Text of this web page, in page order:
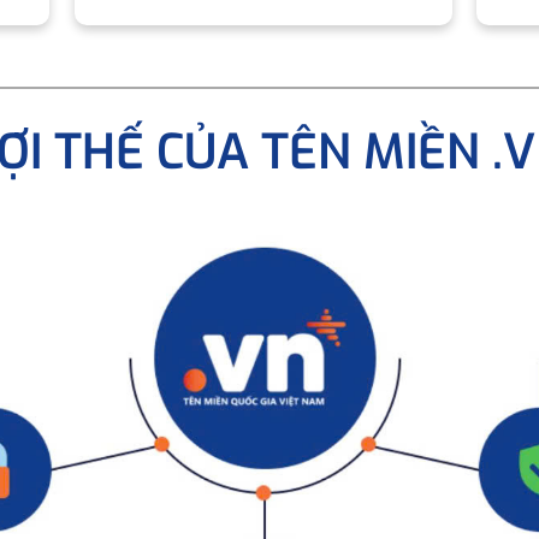
THẾ CỦA TÊN MIỀN